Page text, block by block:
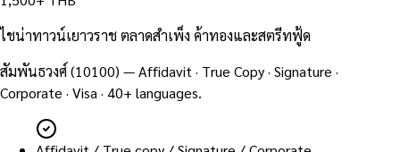
ไชน่าทาวน์เยาวราช ตลาดสำเพ็ง ค้าทองและสตรีทฟู้ด
สัมพันธวงศ์(10100) — Affidavit · True Copy · Signature ·
Corporate · Visa · 40+ languages.